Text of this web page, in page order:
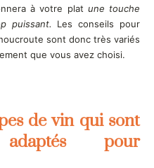
à votre plat une touche
puissant.
Les conseils pour
sont donc très variés
que vous avez choisi.
de vin qui sont
pour